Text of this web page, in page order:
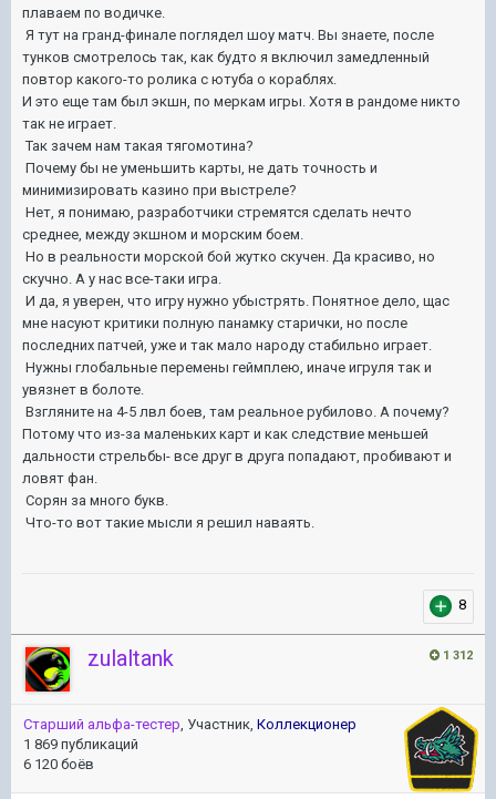
плаваем по водичке.
Я тут на гранд-финале поглядел шоу матч. Вы знаете, после
тунков смотрелось так, как будто я включил замедленный
повтор какого-то ролика с ютуба о кораблях.
И это еще там был экшн, по меркам игры. Хотя в рандоме никто
так не играет.
Так зачем нам такая тягомотина?
Почему бы не уменьшить карты, не дать точность и
минимизировать казино при выстреле?
Нет, я понимаю, разработчики стремятся сделать нечто
среднее, между экшном и морским боем.
Но в реальности морской бой жутко скучен. Да красиво, но
скучно. А у нас все-таки игра.
И да, я уверен, что игру нужно убыстрять. Понятное дело, щас
мне насуют критики полную панамку старички, но после
последних патчей, уже и так мало народу стабильно играет.
Нужны глобальные перемены геймплею, иначе игруля так и
увязнет в болоте.
Взгляните на 4-5 лвл боев, там реальное рубилово. А почему?
Потому что из-за маленьких карт и как следствие меньшей
дальности стрельбы- все друг в друга попадают, пробивают и
ловят фан.
Сорян за много букв.
Что-то вот такие мысли я решил наваять.
8
1 312
zulaltank
Старший альфа-тестер , Участник, Коллекционер
1 869 публикаций
6 120 боёв